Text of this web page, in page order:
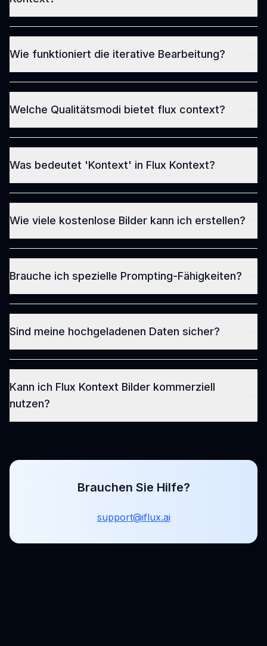
Wie funktioniert die iterative Bearbeitung?
Welche Qualitätsmodi bietet flux context?
Was bedeutet 'Kontext' in Flux Kontext?
Wie viele kostenlose Bilder kann ich erstellen?
Brauche ich spezielle Prompting-Fähigkeiten?
Sind meine hochgeladenen Daten sicher?
Kann ich Flux Kontext Bilder kommerziell
nutzen?
Brauchen Sie Hilfe?
support@iflux.ai